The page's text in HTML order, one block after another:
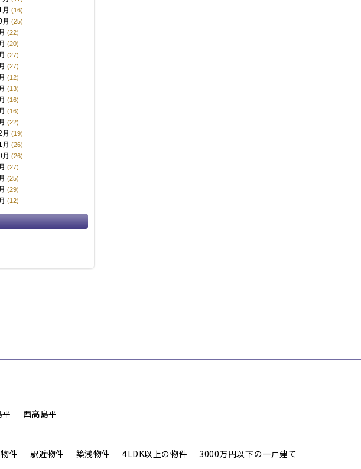
(16)
(25)
(22)
(20)
(27)
(27)
(12)
(13)
(16)
(16)
(22)
(19)
(26)
(26)
(27)
(25)
(29)
(12)
西高島平
件 駅近物件 築浅物件 4LDK以上の物件
3000万円以下の一戸建て